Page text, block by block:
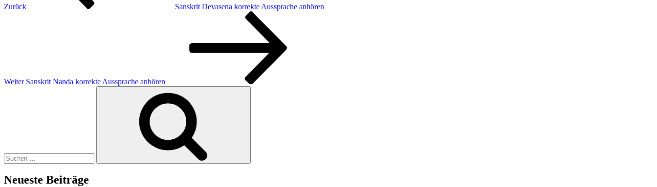
Zurück
Sanskrit Devasena korrekte Aussprache anhören
Weiter Sanskrit Nanda korrekte Aussprache anhören
Neueste Beiträge